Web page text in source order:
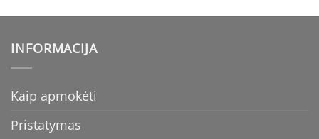
INFORMACIJA
Kaip apmokėti
Pristatymas